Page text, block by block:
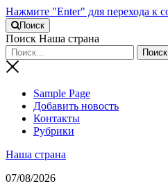
Нажмите "Enter" для перехода к
Поиск
Поиск Наша страна
Sample Page
Добавить новость
Контакты
Рубрики
Наша страна
07/08/2026